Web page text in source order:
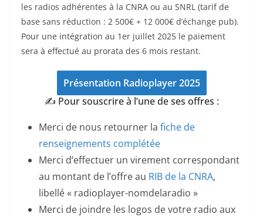
les radios adhérentes à la CNRA ou au SNRL (tarif de
base sans réduction : 2 500€ + 12 000€ d’échange pub).
Pour une intégration au 1er juillet 2025 le paiement
sera à effectué au prorata des 6 mois restant.
Présentation Radioplayer 2025
✍️ Pour souscrire à l’une de ses offres :
Merci de nous retourner la fiche de
renseignements complétée
Merci d’effectuer un virement correspondant
au montant de l’offre au RIB de la CNRA,
libellé « radioplayer-nomdelaradio »
Merci de joindre les logos de votre radio aux